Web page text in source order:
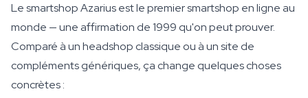
Le smartshop Azarius est le premier smartshop en ligne au
monde — une affirmation de 1999 qu'on peut prouver.
Comparé à un headshop classique ou à un site de
compléments génériques, ça change quelques choses
concrètes :